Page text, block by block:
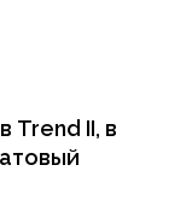
Trend II, в